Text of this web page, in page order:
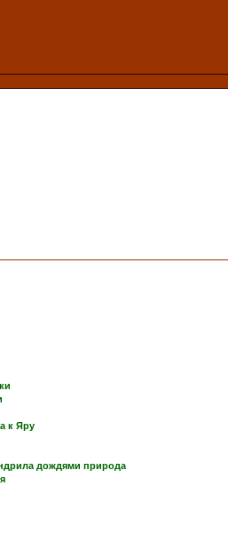
к Яру
дождями природа